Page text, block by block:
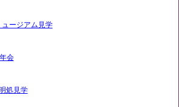
ージアム見学
会
処見学